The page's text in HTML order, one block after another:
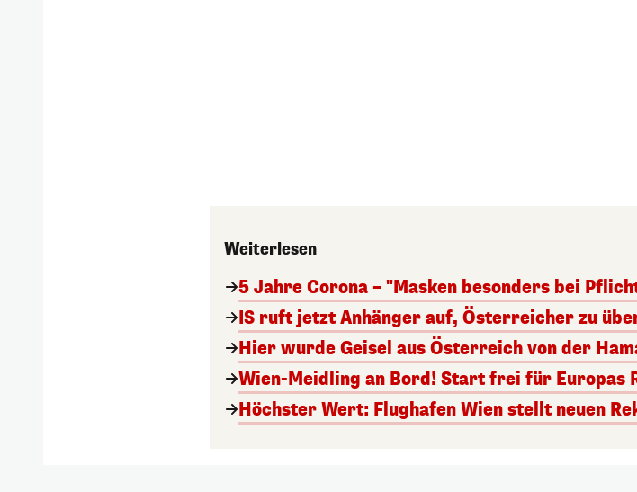
Weiterlesen
5 Jahre Corona – "Masken besonders bei
IS ruft jetzt Anhänger auf, Österreicher zu
Hier wurde Geisel aus Österreich von der
Wien-Meidling an Bord! Start frei für Europas
Höchster Wert: Flughafen Wien stellt neuen